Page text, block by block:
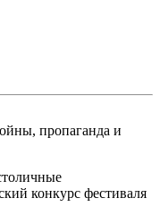
пропаганда и
конкурс фестиваля